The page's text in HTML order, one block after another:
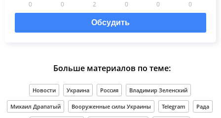
0 0 2 0 0 0
Обсудить
Больше материалов по теме:
Новости Украина Россия Владимир Зеленский
Михаил Драпатый Вооруженные силы Украины Telegram Рада